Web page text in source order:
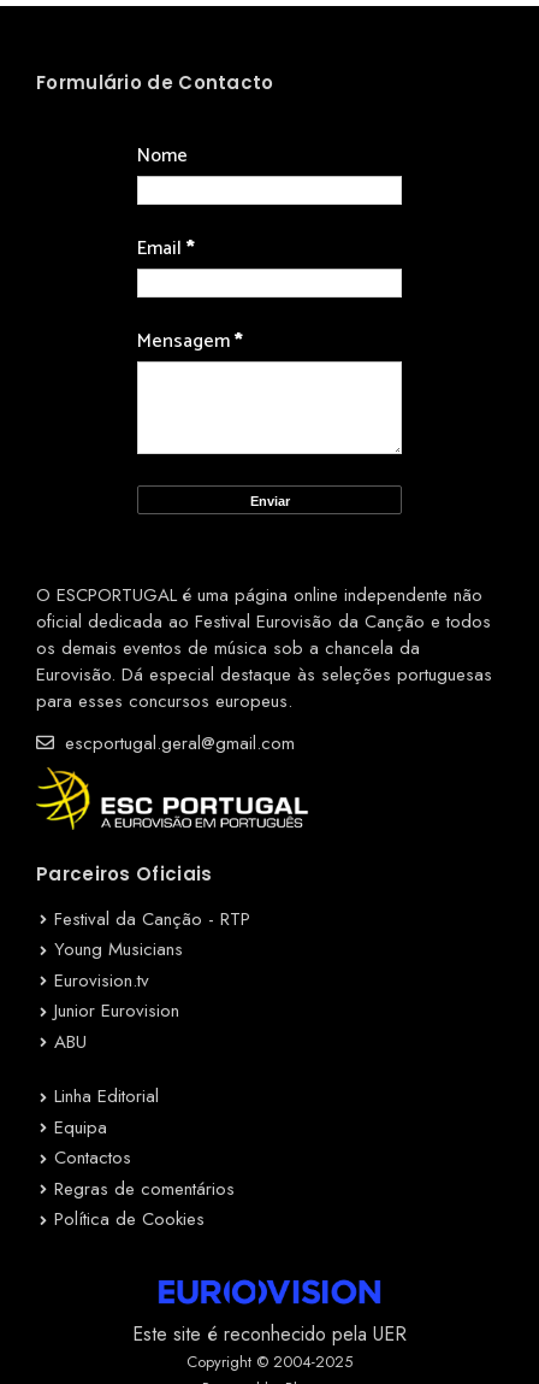
Formulário de Contacto
Nome
Email*
Mensagem*
O ESCPORTUGAL é uma página online independente não
oficial dedicada ao Festival Eurovisão da Canção e todos
os demais eventos de música sob a chancela da
Eurovisão. Dá especial destaque às seleções portuguesas
para esses concursos europeus.
escportugal.geral@gmail.com
Parceiros Oficiais
Festival da Canção - RTP
Young Musicians
Eurovision.tv
Junior Eurovision
ABU
Linha Editorial
Equipa
Contactos
Regras de comentários
Política de Cookies
Este site é reconhecido pela UER
Copyright © 2004-2025